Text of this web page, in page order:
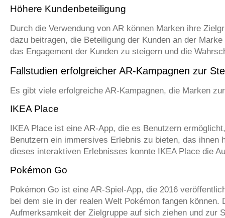
Höhere Kundenbeteiligung
Durch die Verwendung von AR können Marken ihre
dazu beitragen, die Beteiligung der Kunden an der
das Engagement der Kunden zu steigern und die
Fallstudien erfolgreicher AR-Kampagnen zur
Es gibt viele erfolgreiche AR-Kampagnen, die Marken
IKEA Place
IKEA Place ist eine AR-App, die es Benutzern
Benutzern ein immersives Erlebnis zu bieten, das
dieses interaktiven Erlebnisses konnte IKEA Place die
Pokémon Go
Pokémon Go ist eine AR-Spiel-App, die 2016
bei dem sie in der realen Welt Pokémon fangen
Aufmerksamkeit der Zielgruppe auf sich ziehen und zur